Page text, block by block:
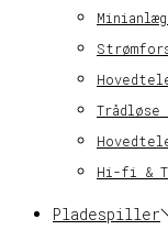
Hi-fi &
Pladespiller